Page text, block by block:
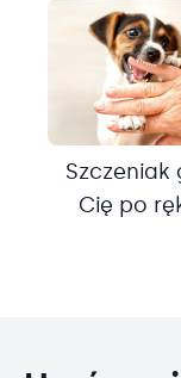
Szczeniak
Cię po